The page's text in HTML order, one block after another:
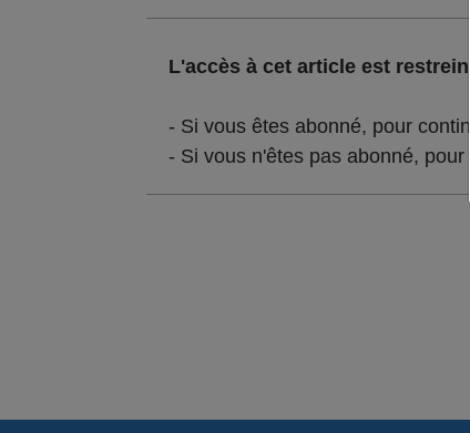
L'accès à cet article est restreint
- Si vous êtes abonné, pour
- Si vous n'êtes pas abonné,